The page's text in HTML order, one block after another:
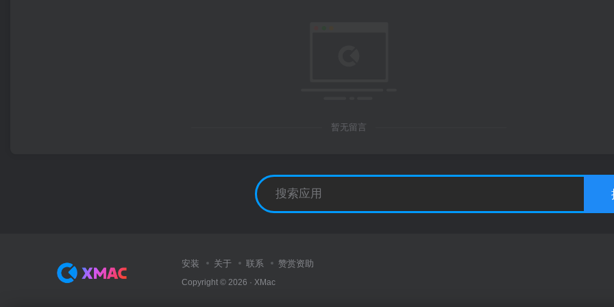
暂无留言
安装 关于 联系 赞赏资助
Copyright © 2026 · XMac